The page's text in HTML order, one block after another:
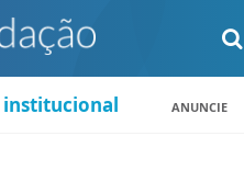
institucional ANUNCIE